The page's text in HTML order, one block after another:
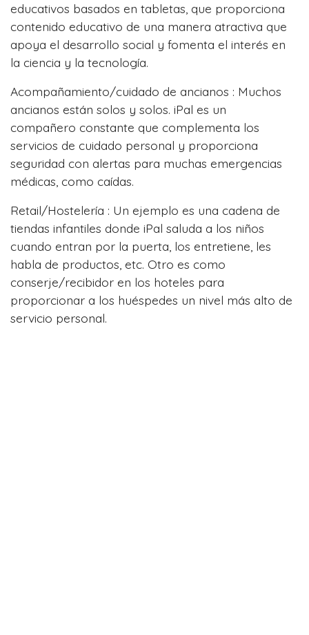
educativos basados en tabletas, que proporciona
contenido educativo de una manera atractiva que
apoya el desarrollo social y fomenta el interés en
la ciencia y la tecnología.
Acompañamiento/cuidado de ancianos : Muchos
ancianos están solos y solos. iPal es un
compañero constante que complementa los
servicios de cuidado personal y proporciona
seguridad con alertas para muchas emergencias
médicas, como caídas.
Retail/Hostelería : Un ejemplo es una cadena de
tiendas infantiles donde iPal saluda a los niños
cuando entran por la puerta, los entretiene, les
habla de productos, etc. Otro es como
conserje/recibidor en los hoteles para
proporcionar a los huéspedes un nivel más alto de
servicio personal.